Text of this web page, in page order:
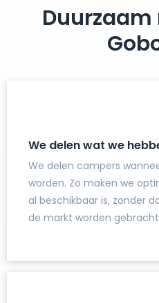
We delen wat we
We delen campers
worden. Zo maken we
al beschikbaar is, zonder
de markt worden